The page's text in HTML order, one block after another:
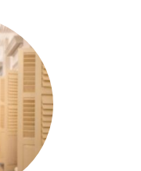
写给未来情
方少年与健
以及⋯⋯》，
共七期），并
带雨》同名